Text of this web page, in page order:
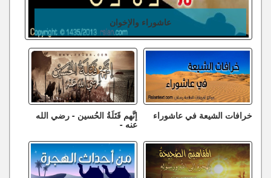
عاشوراء والإخوان
خرافات الشيعة في عاشوراء إنَّهم قَتَلَةُ الحُسين - رضي الله
عنه -